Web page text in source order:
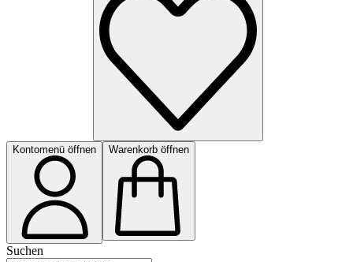
Kontomenü öffnen Warenkorb öffnen
Suchen